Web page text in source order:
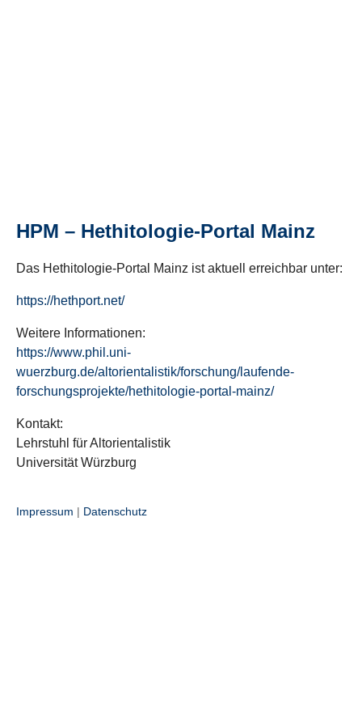
HPM – Hethitologie-Portal Mainz
Das Hethitologie-Portal Mainz ist aktuell erreichbar unter:
https://hethport.net/
Weitere Informationen:
https://www.phil.uni-
wuerzburg.de/altorientalistik/forschung/laufende-
forschungsprojekte/hethitologie-portal-mainz/
Kontakt:
Lehrstuhl für Altorientalistik
Universität Würzburg
Impressum | Datenschutz